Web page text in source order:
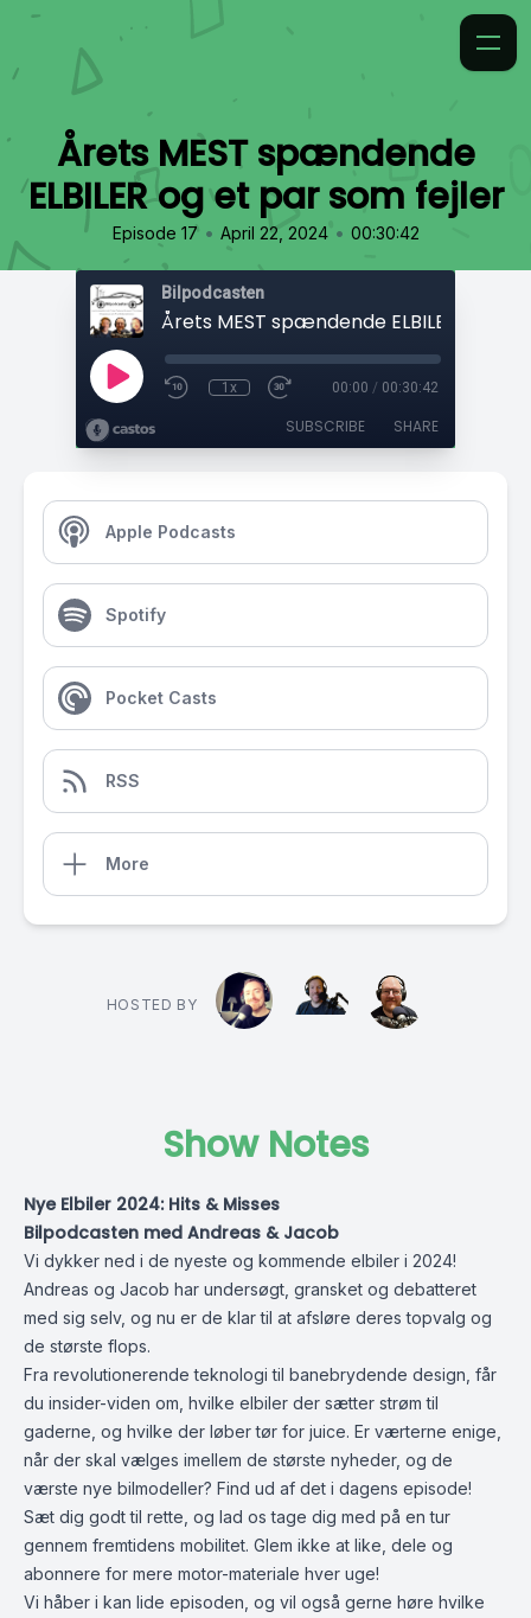
Årets MEST spændende
ELBILER og et par som fejler
Episode 17 • April 22, 2024 • 00:30:42
Bilpodcasten
1x 00:00 / 00:30:42
SUBSCRIBE SHARE
Apple Podcasts
Spotify
Pocket Casts
RSS
More
HOSTED BY
Show Notes
Nye Elbiler 2024: Hits & Misses
Bilpodcasten med Andreas & Jacob
Vi dykker ned i de nyeste og kommende elbiler i 2024!
Andreas og Jacob har undersøgt, gransket og debatteret
med sig selv, og nu er de klar til at afsløre deres topvalg og
de største flops.
Fra revolutionerende teknologi til banebrydende design, får
du insider-viden om, hvilke elbiler der sætter strøm til
gaderne, og hvilke der løber tør for juice. Er værterne enige,
når der skal vælges imellem de største nyheder, og de
værste nye bilmodeller? Find ud af det i dagens episode!
Sæt dig godt til rette, og lad os tage dig med på en tur
gennem fremtidens mobilitet. Glem ikke at like, dele og
abonnere for mere motor-materiale hver uge!
Vi håber i kan lide episoden, og vil også gerne høre hvilke